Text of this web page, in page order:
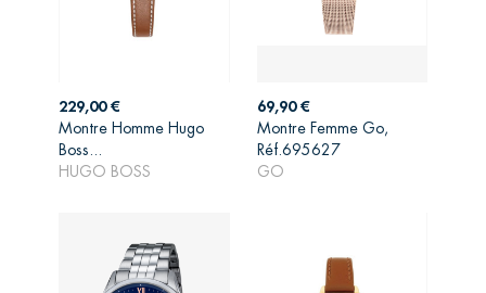
Prix
229,00 €
Montre Homme Hugo
Boss...
HUGO BOSS
AJOUTER AU
Prix
69,90 €
Montre Femme Go,
Réf.695627
GO
AJOUTER AU
PANIER